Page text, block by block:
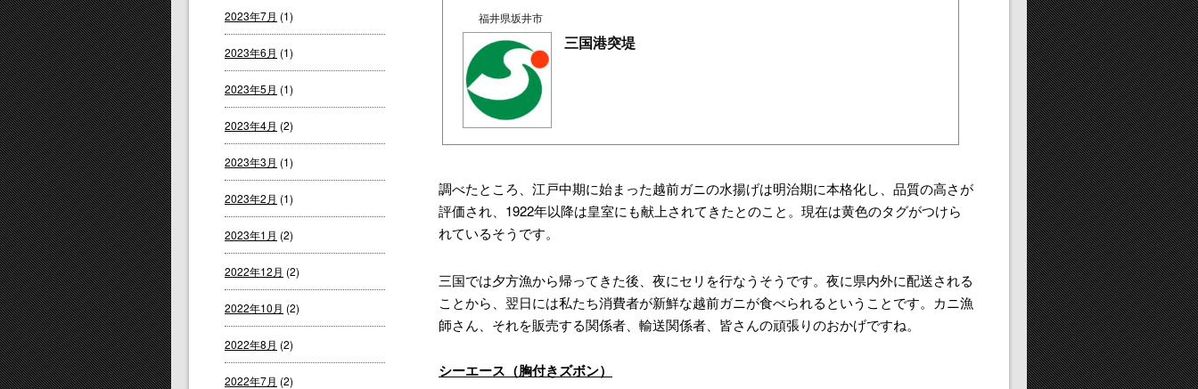
福井県坂井市
三国港突堤
調べたところ、江戸中期に始まった越前ガニの水揚げは明治期に本格化し、品質の高さが
評価され、1922年以降は皇室にも献上されてきたとのこと。現在は黄色のタグがつけら
れているそうです。
三国では夕方漁から帰ってきた後、夜にセリを行なうそうです。夜に県内外に配送される
ことから、翌日には私たち消費者が新鮮な越前ガニが食べられるということです。カニ漁
師さん、それを販売する関係者、輸送関係者、皆さんの頑張りのおかげですね。
シーエース（胸付きズボン）
2023年7月 (1)
2023年6月 (1)
2023年5月 (1)
2023年4月 (2)
2023年3月 (1)
2023年2月 (1)
2023年1月 (2)
2022年12月 (2)
2022年10月 (2)
2022年8月 (2)
2022年7月 (2)